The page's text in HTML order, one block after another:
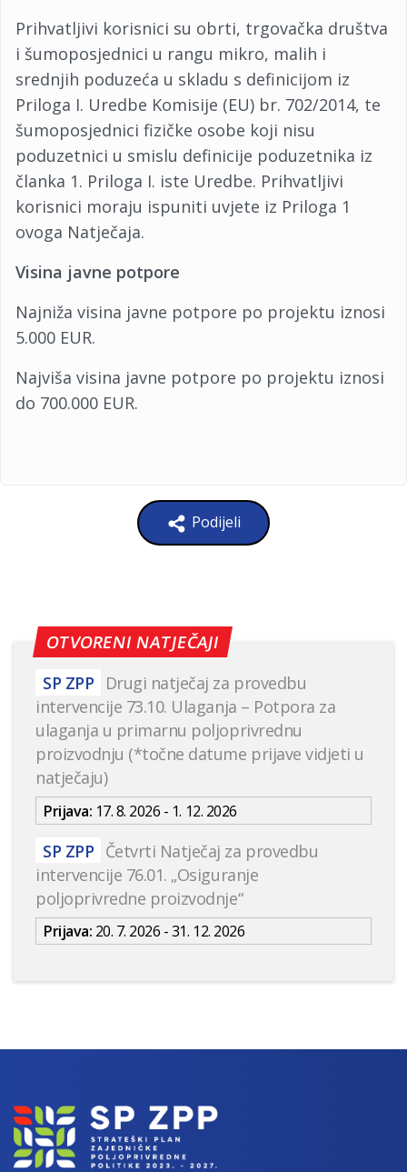
Prihvatljivi korisnici su obrti, trgovačka društva
i šumoposjednici u rangu mikro, malih i
srednjih poduzeća u skladu s definicijom iz
Priloga I. Uredbe Komisije (EU) br. 702/2014, te
šumoposjednici fizičke osobe koji nisu
poduzetnici u smislu definicije poduzetnika iz
članka 1. Priloga I. iste Uredbe. Prihvatljivi
korisnici moraju ispuniti uvjete iz Priloga 1
ovoga Natječaja.
Visina javne potpore
Najniža visina javne potpore po projektu iznosi
5.000 EUR.
Najviša visina javne potpore po projektu iznosi
do 700.000 EUR.
Podijeli
OTVORENI NATJEČAJI
SP ZPP
Drugi natječaj za provedbu
intervencije 73.10. Ulaganja – Potpora za
ulaganja u primarnu poljoprivrednu
proizvodnju (*točne datume prijave vidjeti u
natječaju)
Prijava: 17. 8. 2026 - 1. 12. 2026
SP ZPP Četvrti Natječaj za provedbu
intervencije 76.01. „Osiguranje
poljoprivredne proizvodnje“
Prijava: 20. 7. 2026 - 31. 12. 2026